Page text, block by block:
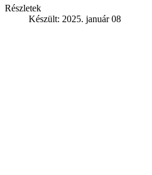
Részletek
Készült: 2025. január 08